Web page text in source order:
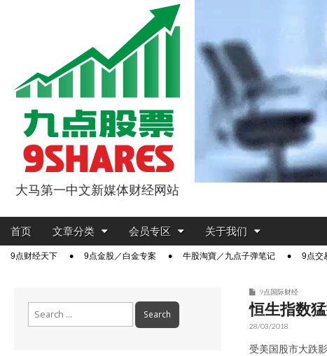
9点股票
大马第一中文新媒体财经网站
Main
Skip
content
首页 文章分类 会员专区 关于我们
Sub9点财经天下 9点金股／白金专案 牛股淘寶／九点子弹笔记 9点交
9点国际财经
恒生指数
28/03/2018
受美国股市大跌